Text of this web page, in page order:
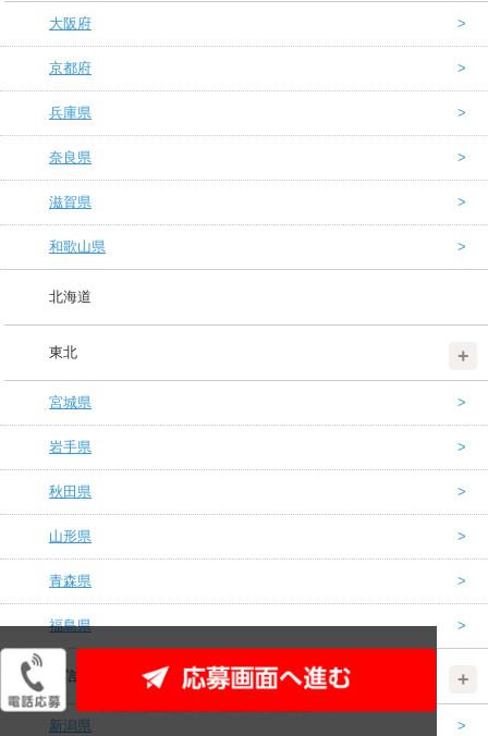
大阪府
京都府
兵庫県
奈良県
滋賀県
和歌山県
北海道
東北
宮城県
岩手県
秋田県
山形県
青森県
福島県
北信越
新潟県